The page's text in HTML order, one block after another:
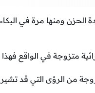
الحزن ومنها مرة في
متزوجة في الواقع فهذا
من الرؤى التي قد تشير